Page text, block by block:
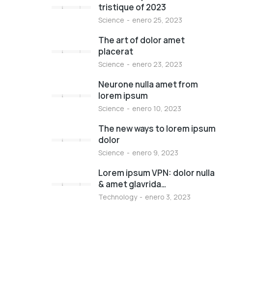
tristique of 2023
Science enero 25, 2023
The art of dolor amet
placerat
Science enero 23, 2023
Neurone nulla amet from
lorem ipsum
Science enero 10, 2023
The new ways to lorem ipsum
dolor
Science enero 9, 2023
Lorem ipsum VPN: dolor nulla
& amet glavrida…
Technology enero 3, 2023